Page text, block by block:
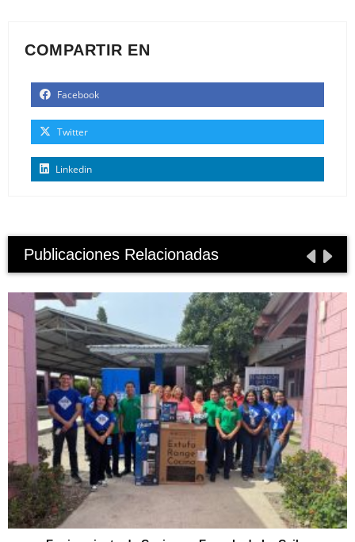
COMPARTIR EN
Facebook
Twitter
Linkedin
Publicaciones Relacionadas